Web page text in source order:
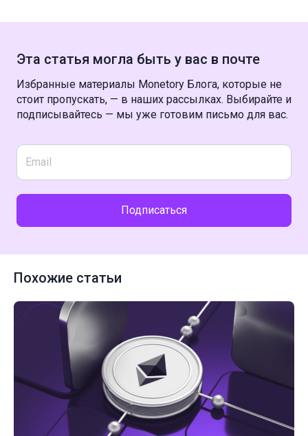
Эта статья могла быть у вас в почте
Избранные материалы Monetory Блога, которые не
стоит пропускать, — в наших рассылках. Выбирайте и
подписывайтесь — мы уже готовим письмо для вас.
Подписаться
Похожие статьи